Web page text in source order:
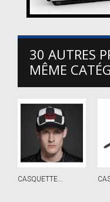
30 AUTRES
MÊME
CASQUETTE...